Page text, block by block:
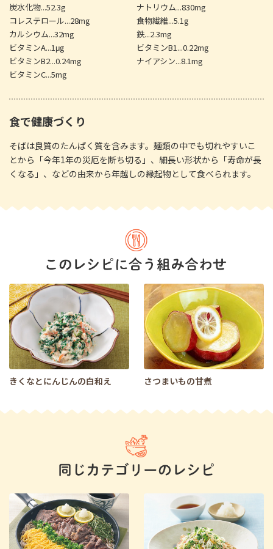
炭水化物...52.3g
ナトリウム...830mg
コレステロール...28mg
食物繊維...5.1g
カルシウム...32mg
鉄...2.3mg
ビタミンA...1μg
ビタミンB1...0.22mg
ビタミンB2...0.24mg
ナイアシン...8.1mg
ビタミンC...5mg
食で健康づくり
そばは良質のたんぱく質を含みます。麺類の中でも切れやすいこ
とから「今年1年の災厄を断ち切る」、細長い形状から「寿命が長
くなる」、などの由来から年越しの縁起物として食べられます。
きくなとにんじんの白和え さつまいもの甘煮